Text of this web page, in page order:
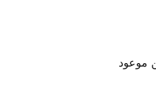
موعود